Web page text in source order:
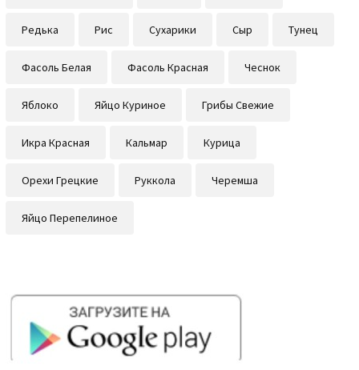
Редька Рис Сухарики Сыр Тунец
Фасоль Белая Фасоль Красная Чеснок
Яблоко Яйцо Куриное Грибы Свежие
Икра Красная Кальмар Курица
Орехи Грецкие Руккола Черемша
Яйцо Перепелиное